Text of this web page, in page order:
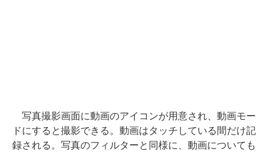
写真撮影画面に動画のアイコンが用意され、動画モー
ドにすると撮影できる。動画はタッチしている間だけ記
録される。写真のフィルターと同様に、動画についても